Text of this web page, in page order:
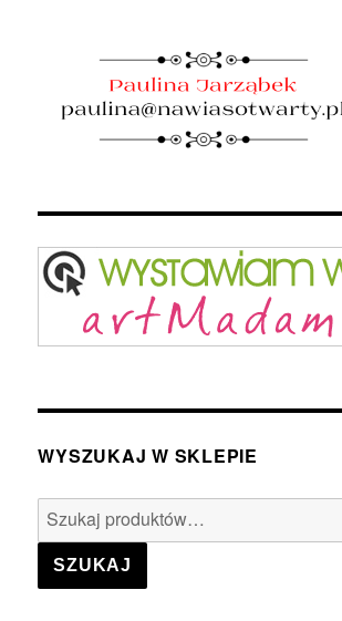
WYSZUKAJ W SKLEPIE
Szukaj:
SZUKAJ